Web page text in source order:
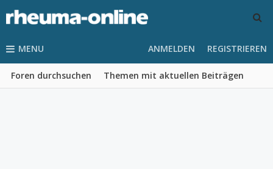
MENU
Foren durchsuchen Themen mit aktuellen Beiträgen
ANMELDEN REGISTRIEREN